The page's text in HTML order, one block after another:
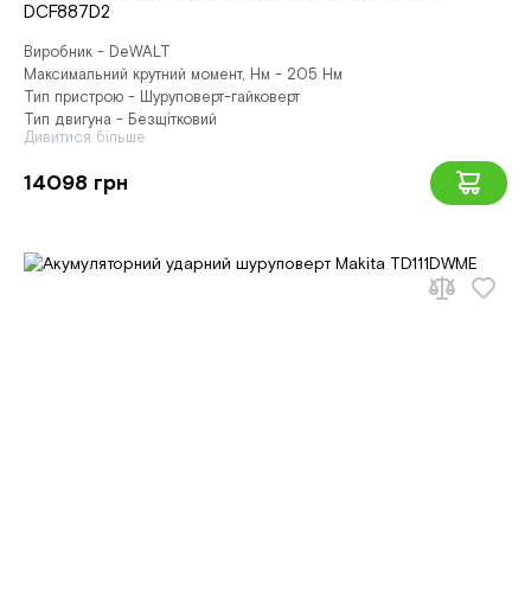
DCF887D2
Виробник - DeWALT
Максимальний крутний момент, Нм - 205 Нм
Тип пристрою - Шуруповерт-гайковерт
Тип двигуна - Безщітковий
Дивитися більше
14098 грн